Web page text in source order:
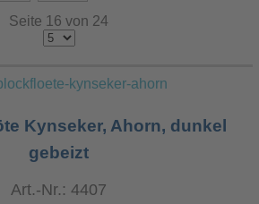
Seite 16 von 24
Kynseker, Ahorn, dunkel
gebeizt
Art.-Nr.: 4407